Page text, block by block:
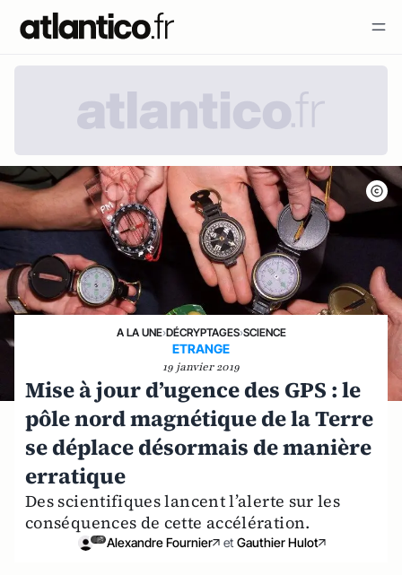
A LA UNE›DÉCRYPTAGES›SCIENCE
ETRANGE
19 janvier 2019
Mise à jour d’ugence des GPS : le
pôle nord magnétique de la Terre
se déplace désormais de manière
erratique
Des scientifiques lancent l’alerte sur les
conséquences de cette accélération.
Alexandre Fournier et Gauthier Hulot